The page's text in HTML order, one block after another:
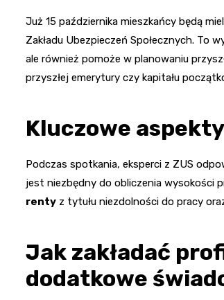
Już 15 października mieszkańcy będą
Zakładu Ubezpieczeń Społecznych. To
ale również pomoże w planowaniu
przyszłej emerytury czy kapitału
Kluczowe
Podczas spotkania, eksperci z ZUS
jest niezbędny do obliczenia wysokości
renty z tytułu niezdolności do pracy
Jak zakładać
dodatkowe